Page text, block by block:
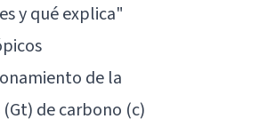
y qué explica"
de la
de carbono (c)